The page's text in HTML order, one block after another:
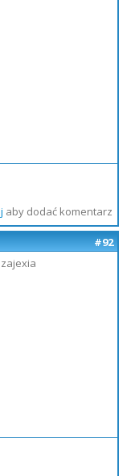
aby dodać komentarz
#92